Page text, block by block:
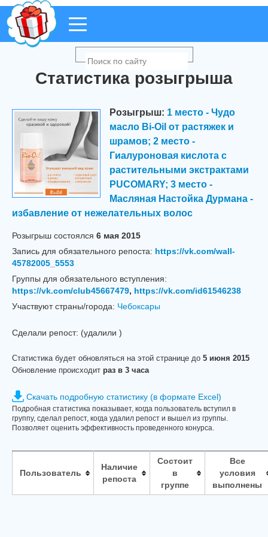
Статистика розыгрыша
Розыгрыш: 1 место - Чудо
масло Bi-Oil от растяжек и
шрамов; 2 место -
Гиалуроновая кислота с
растительными экстрактами
PUCOMARY; 3 место -
Масляная Настойка Дурмана -
избавление от нежелательных волос
Розыгрыш cостоялся 6 мая 2015
Запись для обязательного репоста: https://vk.com/wall-
45782005_5553
Группы для обязательного вступления:
https://vk.com/club45667479, https://vk.com/id61546238
Участвуют страны/города: Чебоксары
Сделали репост: (удалили )
Статистика будет обновляться на этой странице до 5 июня 2015
Обновление происходит раз в 3 часа
Скачать подробную статистику (в формате Excel)
Подробная статистика показывает, когда пользователь вступил в
группу, сделал репост, когда удалил репост и вышел из группы.
Позволяет оценить эффективность проведенного конурса.
Пользователь
Наличие
репоста
Состоит
в
группе
Все
условия
выполнены